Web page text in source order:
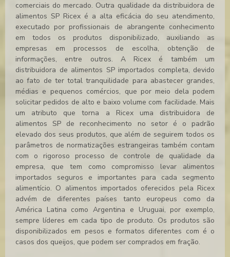
comerciais do mercado. Outra qualidade da distribuidora de
alimentos SP Ricex é a alta eficácia do seu atendimento,
executado por profissionais de abrangente conhecimento
em todos os produtos disponibilizado, auxiliando as
empresas em processos de escolha, obtenção de
informações, entre outros. A Ricex é também um
distribuidora de alimentos SP importados completa, devido
ao fato de ter total tranquilidade para abastecer grandes,
médias e pequenos comércios, que por meio dela podem
solicitar pedidos de alto e baixo volume com facilidade. Mais
um atributo que torna a Ricex uma distribuidora de
alimentos SP de reconhecimento no setor é o padrão
elevado dos seus produtos, que além de seguirem todos os
parâmetros de normatizações estrangeiras também contam
com o rigoroso processo de controle de qualidade da
empresa, que tem como compromisso levar alimentos
importados seguros e importantes para cada segmento
alimentício. O alimentos importados oferecidos pela Ricex
advém de diferentes países tanto europeus como da
América Latina como Argentina e Uruguai, por exemplo,
sempre líderes em cada tipo de produto. Os produtos são
disponibilizados em pesos e formatos diferentes com é o
casos dos queijos, que podem ser comprados em fração.